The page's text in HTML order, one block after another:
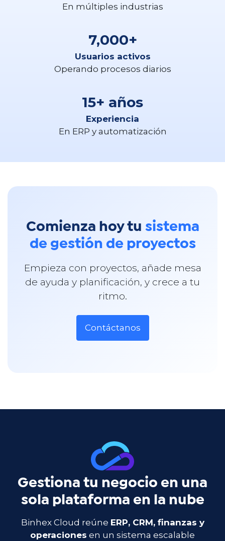
En múltiples industrias
7,000+
Usuarios activos
Operando procesos diarios
15+ años
Experiencia
En ERP y automatización
Comienza hoy tu sistema
de gestión de proyectos
Empieza con proyectos, añade mesa
de ayuda y planificación, y crece a tu
ritmo.​
Contáctanos
Gestiona tu negocio en una
sola plataforma en la nube
Binhex Cloud reúne ERP, CRM, finanzas y
operaciones en un sistema escalable